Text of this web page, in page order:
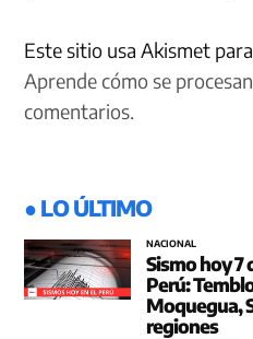
Este sitio usa Akismet
Aprende cómo se
comentarios.
● LO ÚLTIMO
NACIONAL
Sismo hoy 7
Perú:
Moquegua,
regiones